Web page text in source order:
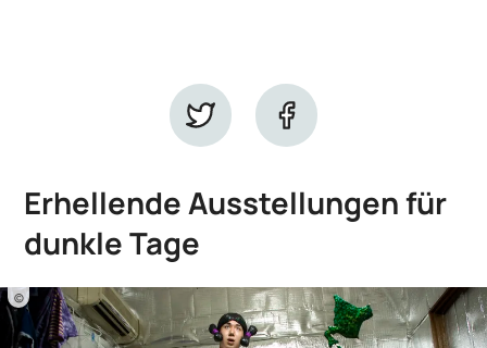
Erhellende Ausstellungen für
dunkle Tage
©